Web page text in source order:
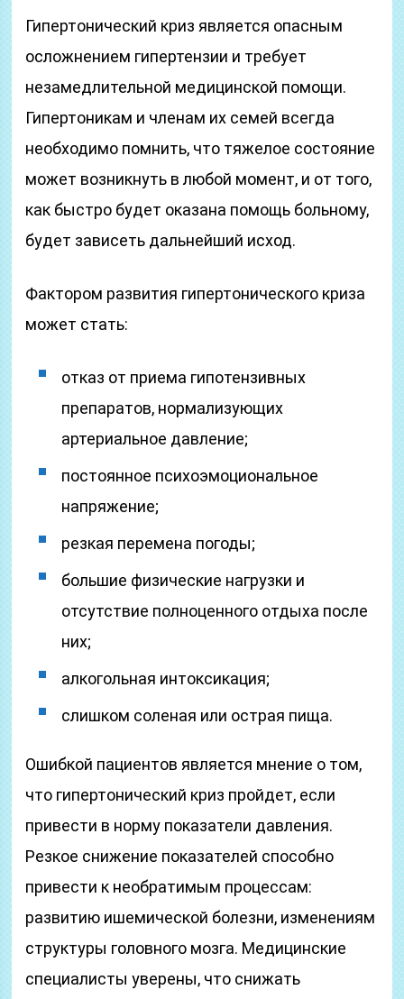
Гипертонический криз является опасным
осложнением гипертензии и требует
незамедлительной медицинской помощи.
Гипертоникам и членам их семей всегда
необходимо помнить, что тяжелое состояние
может возникнуть в любой момент, и от того,
как быстро будет оказана помощь больному,
будет зависеть дальнейший исход.
Фактором развития гипертонического криза
может стать:
отказ от приема гипотензивных
препаратов, нормализующих
артериальное давление;
постоянное психоэмоциональное
напряжение;
резкая перемена погоды;
большие физические нагрузки и
отсутствие полноценного отдыха после
них;
алкогольная интоксикация;
слишком соленая или острая пища.
Ошибкой пациентов является мнение о том,
что гипертонический криз пройдет, если
привести в норму показатели давления.
Резкое снижение показателей способно
привести к необратимым процессам:
развитию ишемической болезни, изменениям
структуры головного мозга. Медицинские
специалисты уверены, что снижать